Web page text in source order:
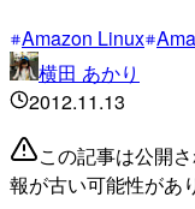
Amazon Linux
横田 あかり
2012.11.13
この記事は公開
報が古い可能性があ